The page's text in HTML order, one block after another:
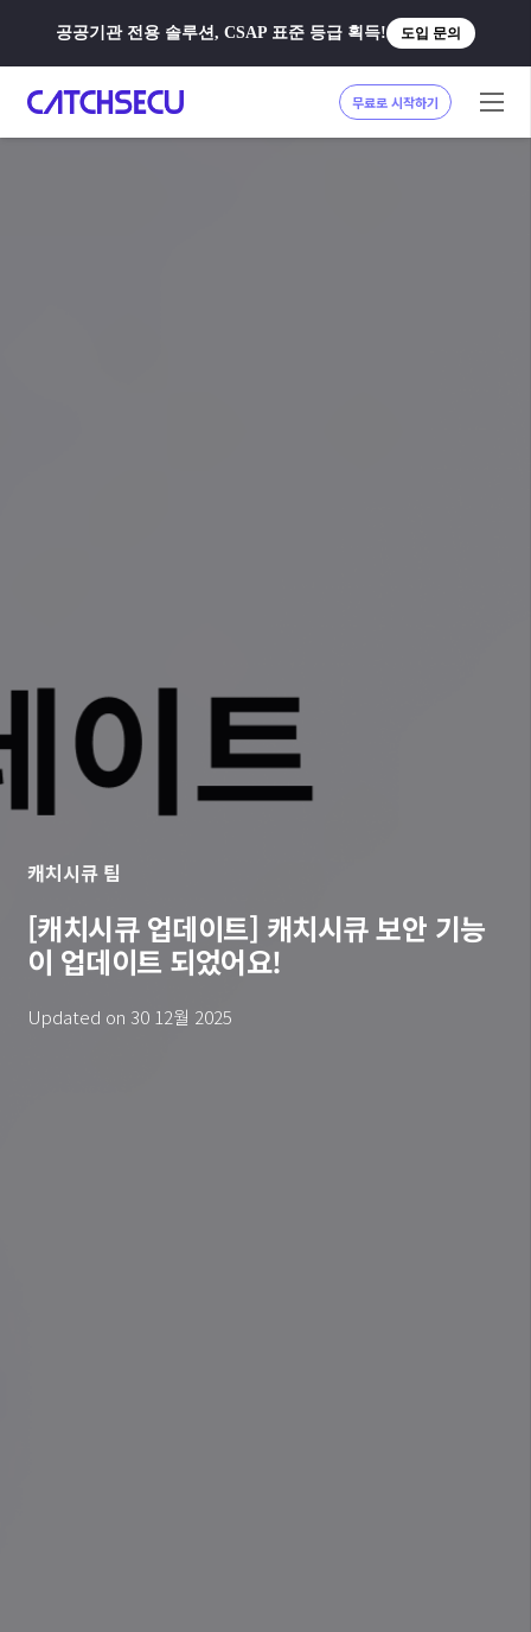
공공기관 전용 솔루션, CSAP 표준 등급 획득! 도입 문의
무료로 시작하기
캐치시큐 팀
[캐치시큐 업데이트] 캐치시큐 보안 기능
이 업데이트 되었어요!
Updated on 30 12월 2025